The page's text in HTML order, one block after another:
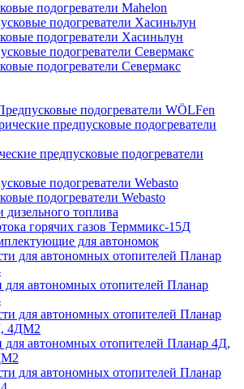
подогреватели Mahelon
подогреватели Хасиньлун
подогреватели Севермакс
подогреватели WÖLFen
предпусковые подогреватели
подогреватели Webasto
дизельного топлива
горячих газов Терммикс-15Д
для автономок
для автономных отопителей Планар
для автономных отопителей Планар 4Д,